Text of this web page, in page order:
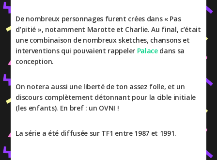
De nombreux personnages furent crées dans « Pas
d’pitié », notamment Marotte et Charlie. Au final, c’était
une combinaison de nombreux sketches, chansons et
interventions qui pouvaient rappeler Palacedans sa
conception.
On notera aussi une liberté de ton assez folle, et un
discours complètement détonnant pour la cible initiale
(les enfants). En bref : un OVNI !
La série a été diffusée sur TF1 entre 1987 et 1991.